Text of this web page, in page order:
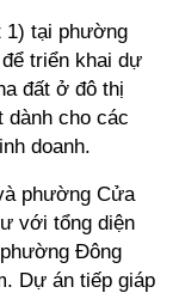
1) tại phường
triển khai dự
đất ở đô thị
dành cho các
doanh.
phường Cửa
với tổng diện
Đông
Dự án tiếp giáp